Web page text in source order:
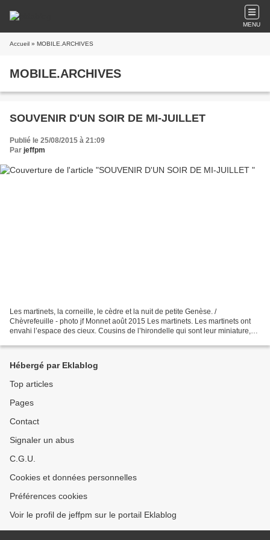
MENU
Accueil » MOBILE.ARCHIVES
MOBILE.ARCHIVES
SOUVENIR D'UN SOIR DE MI-JUILLET
Publié le 25/08/2015 à 21:09
Par jeffpm
Les martinets, la corneille, le cèdre et la nuit de petite Genèse. /
Chèvrefeuille - photo jf Monnet août 2015 Les martinets. Les martinets ont
envahi l’espace des cieux. Cousins de l’hirondelle qui sont leur miniature,
Hébergé par Eklablog
Top articles
Pages
Contact
Signaler un abus
C.G.U.
Cookies et données personnelles
Préférences cookies
Voir le profil de jeffpm sur le portail Eklablog